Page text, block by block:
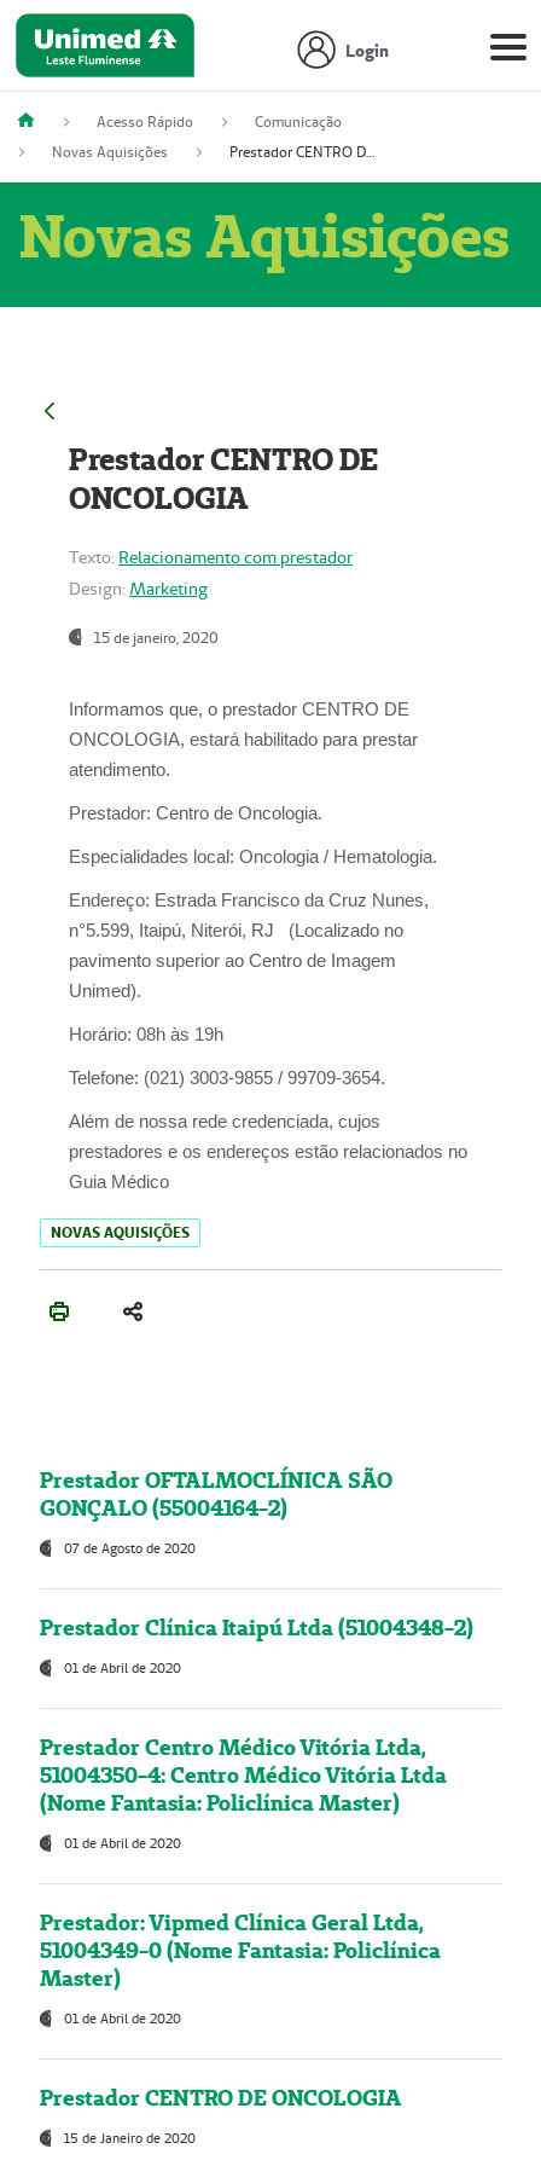
Login
Acesso Rápido
Comunicação
Novas Aquisições
Prestador CENTRO DE ONCOLOGIA
Novas Aquisições
Prestador CENTRO DE
ONCOLOGIA
Texto: Relacionamento com prestador
Design: Marketing
15 de janeiro, 2020
Informamos que, o prestador CENTRO DE
ONCOLOGIA, estará habilitado para prestar
atendimento.
Prestador: Centro de Oncologia.
Especialidades local: Oncologia / Hematologia.
Endereço: Estrada Francisco da Cruz Nunes,
n°5.599, Itaipú, Niterói, RJ (Localizado no
pavimento superior ao Centro de Imagem
Unimed).
Horário: 08h às 19h
Telefone: (021) 3003-9855 / 99709-3654.
Além de nossa rede credenciada, cujos
prestadores e os endereços estão relacionados no
Guia Médico
NOVAS AQUISIÇÕES
Prestador OFTALMOCLÍNICA SÃO
GONÇALO (55004164-2)
07 de Agosto de 2020
Prestador Clínica Itaipú Ltda (51004348-2)
01 de Abril de 2020
Prestador Centro Médico Vitória Ltda,
51004350-4: Centro Médico Vitória Ltda
(Nome Fantasia: Policlínica Master)
01 de Abril de 2020
Prestador: Vipmed Clínica Geral Ltda,
51004349-0 (Nome Fantasia: Policlínica
Master)
01 de Abril de 2020
Prestador CENTRO DE ONCOLOGIA
15 de Janeiro de 2020